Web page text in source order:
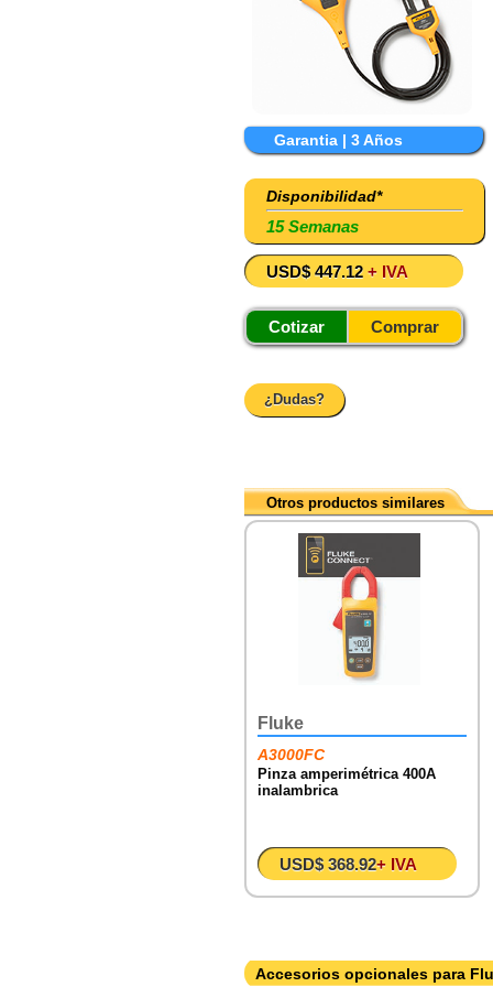
Garantia | 3 Años
Disponibilidad*
15 Semanas
USD$ 447.12 + IVA
Cotizar Comprar
¿Dudas?
Otros productos similares
Fluke
A3000FC
Pinza amperimétrica 400A
inalambrica
USD$ 368.92+ IVA
Accesorios opcionales para